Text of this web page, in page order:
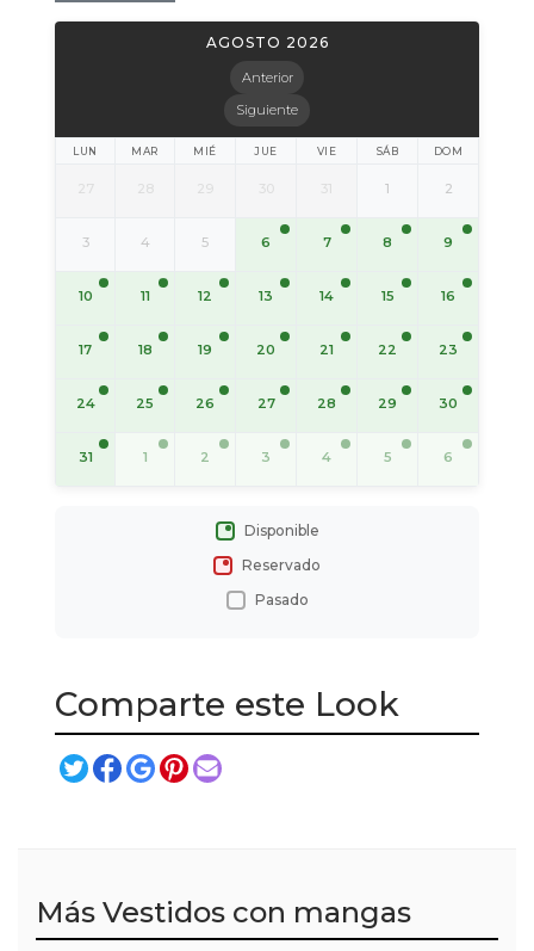
Anterior
AGOSTO 2026
Siguiente
LUN MAR MIÉ JUE VIE SÁB DOM
27 28 29 30 31 1 2
3 4 5 6 7 8 9
10 11 12 13 14 15 16
17 18 19 20 21 22 23
24 25 26 27 28 29 30
31 1 2 3 4 5 6
Disponible
Reservado
Pasado
Comparte este Look
Más Vestidos con mangas